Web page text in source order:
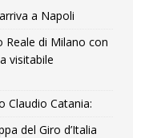
a Napoli
Reale di Milano con
visitabile
Claudio Catania:
del Giro d’Italia